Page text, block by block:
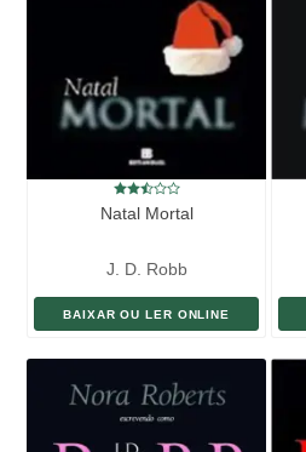
Natal Mortal
J. D. Robb
BAIXAR OU LER ONLINE